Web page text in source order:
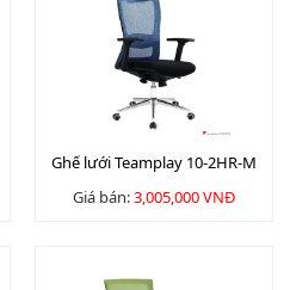
Ghế lưới Teamplay 10-2HR-M
Giá bán:3,005,000 VNĐ